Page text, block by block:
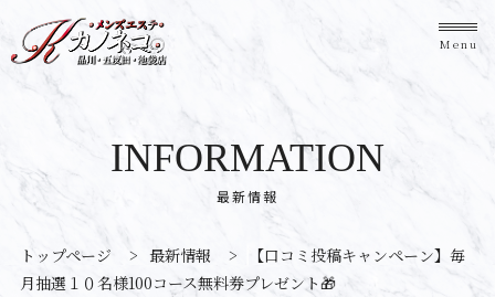
Menu
最新情報
INFORMATION
トップページ > 最新情報 >
【口コミ投稿キャンペーン】毎
月抽選１０名様100コース無料券プレゼント🎁